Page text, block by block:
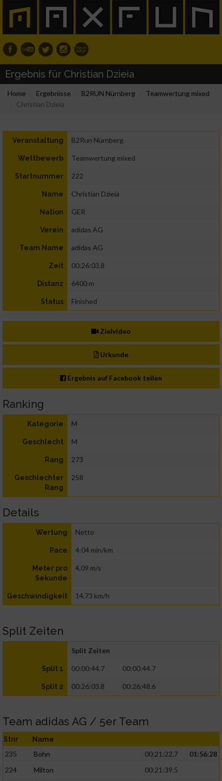
Ergebnis für Christian Dzieia
Home Ergebnisse B2RUN Nürnberg
Teamwertung mixed
Christian Dzieia
Veranstaltung B2Run Nürnberg
Wettbewerb Teamwertung mixed
Startnummer 222
Name Christian Dzieia
Nation GER
Verein adidas AG
Team Name adidas AG
Zeit 00:26:03.8
Distanz 6400 m
Status Finished
Zielvideo
Urkunde
Ergebnis auf Facebook teilen
Ranking
Kategorie M
Geschlecht M
Rang 273
Geschlechter
Rang
258
Details
Wertung Netto
Pace 4:04 min/km
Meter pro
Sekunde
4,09 m/s
Geschwindigkeit 14,73 km/h
Split Zeiten
Split Zeiten
Split 1 00:00:44.7 00:00:44.7
Split 2 00:26:03.8 00:26:48.6
Team adidas AG / 5er Team
Stnr Name
235 Bohn 00:21:22.7
01:56:28
224
Milton
00:21:39.5